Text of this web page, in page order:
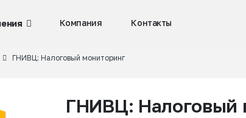
Компания Контакты
ГНИВЦ: Налоговый мониторинг
ГНИВЦ: Налоговый